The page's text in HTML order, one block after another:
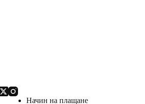
Начин на плащане